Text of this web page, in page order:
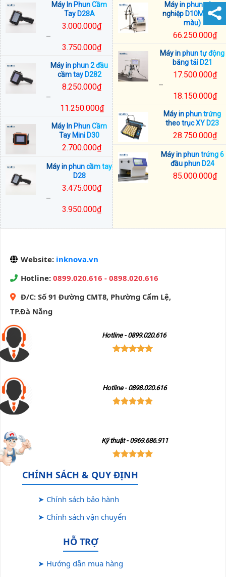
Máy In Phun Cầm
Tay D28A
3.000.000₫
–
3.750.000₫
giá:
3.000.000₫
đến
3.750.000₫
Máy in phun 2 đầu
cầm tay D282
8.250.000₫
–
11.250.000₫
giá:
8.250.000₫
đến
11.250.000₫
Máy In Phun Cầm
Tay Mini D30
2.700.000₫
Máy in phun cầm tay
D28
3.475.000₫
–
3.950.000₫
giá:
đến
Máy in phun công
nghiệp D10M (mực
màu)
66.250.000₫
Máy in phun tự động
băng tải D21
17.500.000₫
–
18.150.000₫
giá:
17.500.000₫
đến
18.150.000₫
Máy in phun trứng
theo trục XY D23
28.750.000₫
Máy in phun trứng 6
đầu phun D24
85.000.000₫
Website: inknova.vn
Hotline: 0899.020.616 - 0898.020.616
Đ/C: Số 91 Đường CMT8, Phường Cẩm Lệ,
TP.Đà Nẵng
Hotline - 0899.020.616
Hotline - 0898.020.616
Kỹ thuật - 0969.686.911
CHÍNH SÁCH & QUY ĐỊNH
➤ Chính sách bảo hành
➤ Chính sách vận chuyển
HỖ TRỢ
➤ Hướng dẫn mua hàng